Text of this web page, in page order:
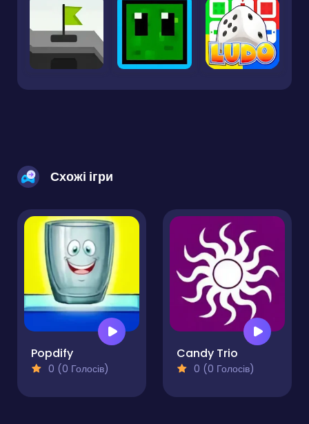
Схожі ігри
Popdify
0 (0 Голосів)
Candy Trio
0 (0 Голосів)